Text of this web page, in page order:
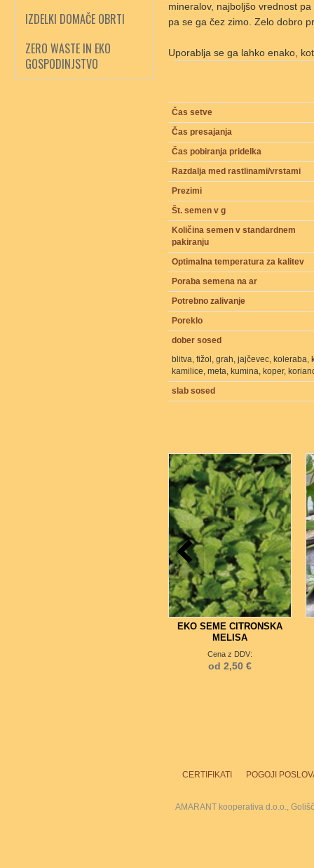
IZDELKI DOMAČE OBRTI
ZERO WASTE IN EKO
GOSPODINJSTVO
mineralov, najboljšo vrednost
pa se ga čez zimo. Zelo dobro
Uporablja se ga lahko enako,
Čas setve
Čas presajanja
Čas pobiranja pridelka
Razdalja med rastlinami/vrstami
Prezimi
Št. semen v g
Količina semen v standardnem
pakiranju
Optimalna temperatura za kalitev
Poraba semena na ar
Potrebno zalivanje
Poreklo
dober sosed
blitva, fižol, grah, jajčevec, koleraba,
kamilice, meta, kumina, koper,
slab sosed
6
EKO SEME CITRONSKA
MELISA
Cena z DDV:
od 2,50 €
CERTIFIKATI POGOJI
AMARANT kooperativa d.o.o.,